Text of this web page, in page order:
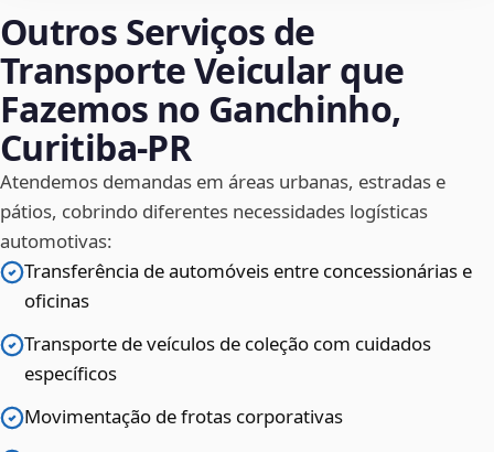
Outros Serviços de
Transporte Veicular que
Fazemos no Ganchinho,
Curitiba‑PR
Atendemos demandas em áreas urbanas, estradas e
pátios, cobrindo diferentes necessidades logísticas
automotivas:
Transferência de automóveis entre concessionárias e
oficinas
Transporte de veículos de coleção com cuidados
específicos
Movimentação de frotas corporativas